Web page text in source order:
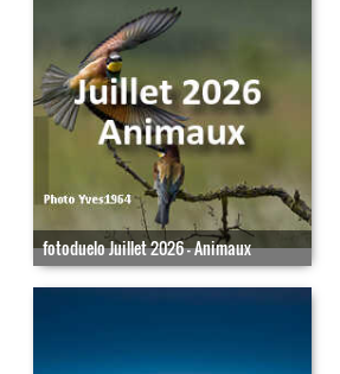
fotoduelo Juillet 2026 - Animaux